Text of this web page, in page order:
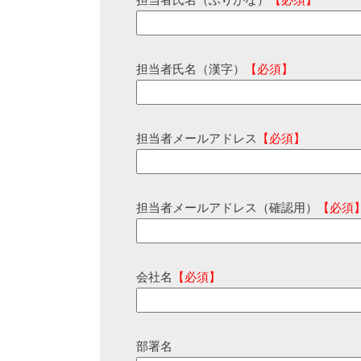
担当者氏名（漢字） 【必須】
担当者メールアドレス 【必須】
担当者メールアドレス（確認用） 【必須
会社名 【必須】
部署名